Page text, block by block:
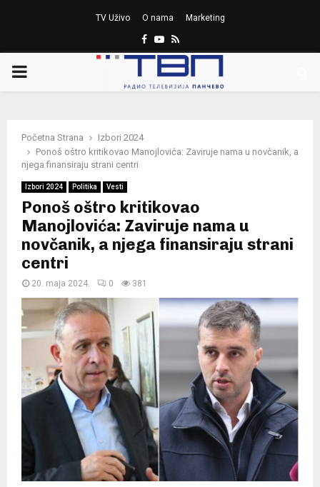
TV Uživo O nama Marketing
Facebook
Youtube
Rss
PRIMARY
Početna Strana
Izbori 2024
Ponoš oštro kritikovao Manojlovića: Zaviruje nama u novčanik, a
njega finansiraju strani centri
Izbori 2024 Politika Vesti
Ponoš oštro kritikovao
Manojlovića: Zaviruje nama u
novčanik, a njega finansiraju strani
centri
20. maja 2024. 0 381